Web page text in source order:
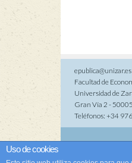
epublica@unizar.es
Facultad de
Universidad de
Gran Vía 2 -
Teléfonos: +34
Uso de cookies